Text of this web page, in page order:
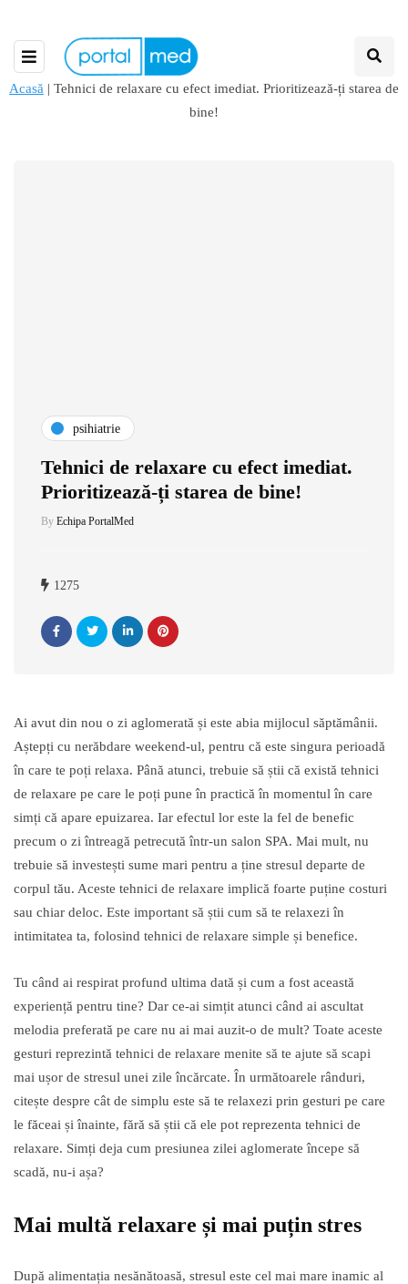
Acasă | Tehnici de relaxare cu efect imediat. Prioritizează-ți starea de
bine!
psihiatrie
Tehnici de relaxare cu efect imediat.
Prioritizează-ți starea de bine!
By Echipa PortalMed
1275
Ai avut din nou o zi aglomerată și este abia mijlocul săptămânii.
Aștepți cu nerăbdare weekend-ul, pentru că este singura perioadă
în care te poți relaxa. Până atunci, trebuie să știi că există tehnici
de relaxare pe care le poți pune în practică în momentul în care
simți că apare epuizarea. Iar efectul lor este la fel de benefic
precum o zi întreagă petrecută într-un salon SPA. Mai mult, nu
trebuie să investești sume mari pentru a ține stresul departe de
corpul tău. Aceste tehnici de relaxare ⁮implică foarte puține costuri
sau chiar deloc. Este important să știi cum să te relaxezi în
intimitatea ta, folosind tehnici de relaxare simple și benefice.
Tu când ai respirat profund ultima dată și cum a fost această
experiență pentru tine? Dar ce-ai simțit atunci când ai ascultat
melodia preferată pe care nu ai mai auzit-o de mult? Toate aceste
gesturi reprezintă tehnici de relaxare menite să te ajute să scapi
mai ușor de stresul unei zile încărcate. În următoarele rânduri,
citește despre cât de simplu este să te relaxezi prin gesturi pe care
le făceai și înainte, fără să știi că ele pot reprezenta tehnici de
relaxare. Simți deja cum presiunea zilei aglomerate începe să
scadă, nu-i așa?
Mai multă relaxare și mai puțin stres
După alimentația nesănătoasă, stresul este cel mai mare inamic al